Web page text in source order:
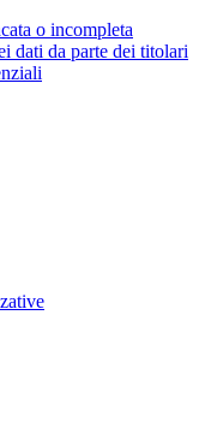
o incompleta
dati da parte dei titolari